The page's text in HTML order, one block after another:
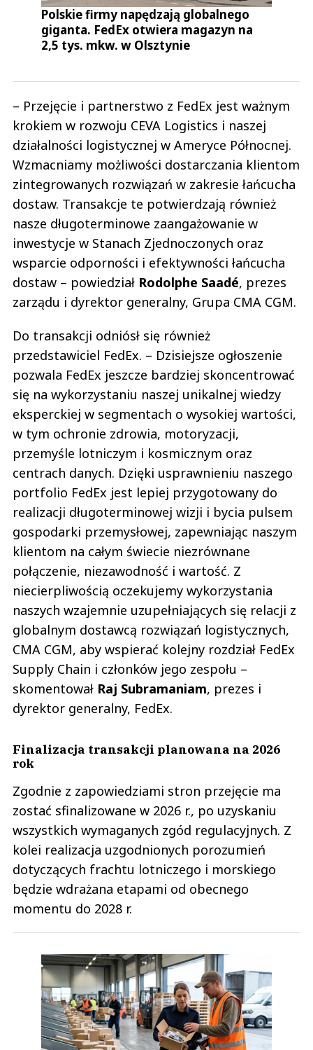
Polskie firmy napędzają globalnego
giganta. FedEx otwiera magazyn na
2,5 tys. mkw. w Olsztynie
– Przejęcie i partnerstwo z FedEx jest ważnym
krokiem w rozwoju CEVA Logistics i naszej
działalności logistycznej w Ameryce Północnej.
Wzmacniamy możliwości dostarczania klientom
zintegrowanych rozwiązań w zakresie łańcucha
dostaw. Transakcje te potwierdzają również
nasze długoterminowe zaangażowanie w
inwestycje w Stanach Zjednoczonych oraz
wsparcie odporności i efektywności łańcucha
dostaw – powiedział Rodolphe Saadé, prezes
zarządu i dyrektor generalny, Grupa CMA CGM.
Do transakcji odniósł się również
przedstawiciel FedEx. – Dzisiejsze ogłoszenie
pozwala FedEx jeszcze bardziej skoncentrować
się na wykorzystaniu naszej unikalnej wiedzy
eksperckiej w segmentach o wysokiej wartości,
w tym ochronie zdrowia, motoryzacji,
przemyśle lotniczym i kosmicznym oraz
centrach danych. Dzięki usprawnieniu naszego
portfolio FedEx jest lepiej przygotowany do
realizacji długoterminowej wizji i bycia pulsem
gospodarki przemysłowej, zapewniając naszym
klientom na całym świecie niezrównane
połączenie, niezawodność i wartość. Z
niecierpliwością oczekujemy wykorzystania
naszych wzajemnie uzupełniających się relacji z
globalnym dostawcą rozwiązań logistycznych,
CMA CGM, aby wspierać kolejny rozdział FedEx
Supply Chain i członków jego zespołu –
skomentował Raj Subramaniam, prezes i
dyrektor generalny, FedEx.
Finalizacja transakcji planowana na 2026
rok
Zgodnie z zapowiedziami stron przejęcie ma
zostać sfinalizowane w 2026 r., po uzyskaniu
wszystkich wymaganych zgód regulacyjnych. Z
kolei realizacja uzgodnionych porozumień
dotyczących frachtu lotniczego i morskiego
będzie wdrażana etapami od obecnego
momentu do 2028 r.